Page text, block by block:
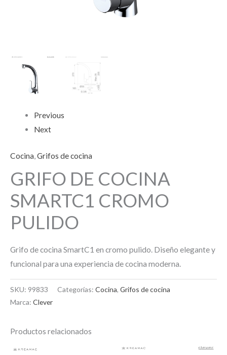
Previous
Next
Cocina,Grifos de cocina
GRIFO DE COCINA
SMARTC1 CROMO
PULIDO
Grifo de cocina SmartC1 en cromo pulido. Diseño elegante y
funcional para una experiencia de cocina moderna.
SKU: 99833 Categorías: Cocina, Grifos de cocina
Marca: Clever
Productos relacionados